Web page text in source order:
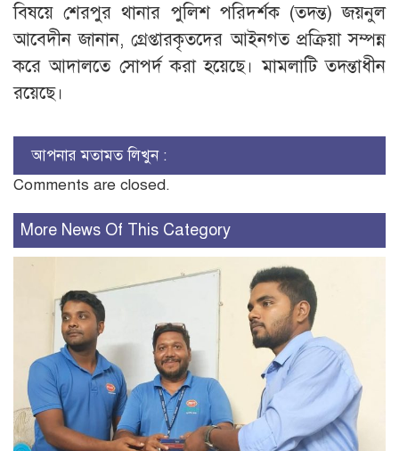
বিষয়ে শেরপুর থানার পুলিশ পরিদর্শক (তদন্ত) জয়নুল
আবেদীন জানান, গ্রেপ্তারকৃতদের আইনগত প্রক্রিয়া সম্পন্ন
করে আদালতে সোপর্দ করা হয়েছে। মামলাটি তদন্তাধীন
রয়েছে।
আপনার মতামত লিখুন :
Comments are closed.
More News Of This Category